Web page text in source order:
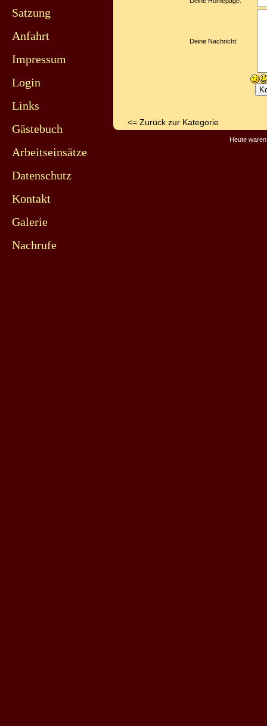
Satzung
Anfahrt
Impressum
Login
Links
Gästebuch
Arbeitseinsätze
Datenschutz
Kontakt
Galerie
Nachrufe
Deine Nachricht:
<= Zurück zur Kategorie
Heute